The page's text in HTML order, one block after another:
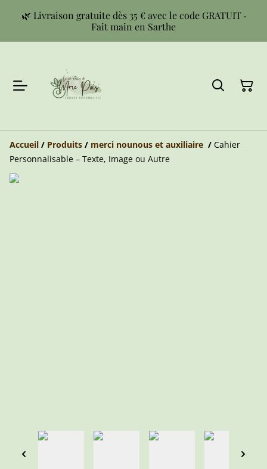
🌿 Livraison gratuite dès 35 € avec le code GRATUIT ·
Fait main en Sarthe
Accueil / Produits / merci nounous et auxiliaire / Cahier
Personnalisable – Texte, Image ou Autre